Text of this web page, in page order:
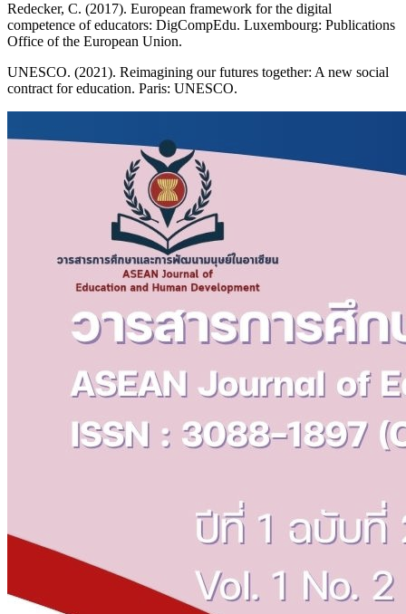
Redecker, C. (2017). European framework for the digital
competence of educators: DigCompEdu. Luxembourg: Publications
Office of the European Union.
UNESCO. (2021). Reimagining our futures together: A new social
contract for education. Paris: UNESCO.